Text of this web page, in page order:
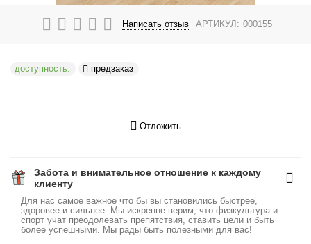
Написать отзыв АРТИКУЛ: 000155
доступность: предзаказ
Отложить
Забота и внимательное отношение к каждому
клиенту
Для нас самое важное что бы вы становились быстрее,
здоровее и сильнее. Мы искренне верим, что физкультура и
спорт учат преодолевать препятствия, ставить цели и быть
более успешными. Мы рады быть полезными для вас!